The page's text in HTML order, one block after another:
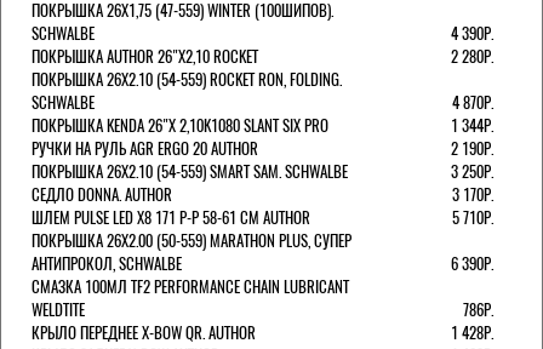
ПОКРЫШКА 26X1,75 (47-559) WINTER (100ШИПОВ).
SCHWALBE
4 390Р.
ПОКРЫШКА AUTHOR 26"Х2,10 ROCKET
2 280Р.
ПОКРЫШКА 26X2.10 (54-559) ROCKET RON, FOLDING.
SCHWALBE
4 870Р.
ПОКРЫШКА KENDA 26"Х 2,10K1080 SLANT SIX PRO
1 344Р.
РУЧКИ НА РУЛЬ AGR ERGO 20 AUTHOR
2 190Р.
ПОКРЫШКА 26X2.10 (54-559) SMART SAM. SCHWALBE
3 250Р.
СЕДЛО DONNA. AUTHOR
3 170Р.
ШЛЕМ PULSE LED X8 171 Р-Р 58-61 СМ AUTHOR
5 710Р.
ПОКРЫШКА 26X2.00 (50-559) MARATHON PLUS, СУПЕР
АНТИПРОКОЛ, SCHWALBE
6 390Р.
СМАЗКА 100МЛ TF2 PERFORMANCE CHAIN LUBRICANT
WELDTITE
786Р.
КРЫЛО ПЕРЕДНЕЕ X-BOW QR. AUTHOR
1 428Р.